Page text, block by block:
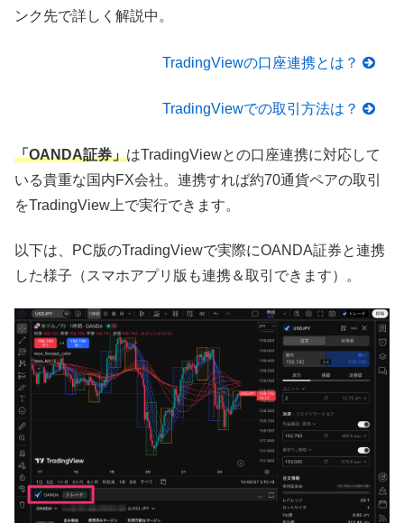
ンク先で詳しく解説中。
TradingViewの口座連携とは？
TradingViewでの取引方法は？
「OANDA証券」はTradingViewとの口座連携に対応して
いる貴重な国内FX会社。連携すれば約70通貨ペアの取引
をTradingView上で実行できます。
以下は、PC版のTradingViewで実際にOANDA証券と連携
した様子（スマホアプリ版も連携＆取引できます）。